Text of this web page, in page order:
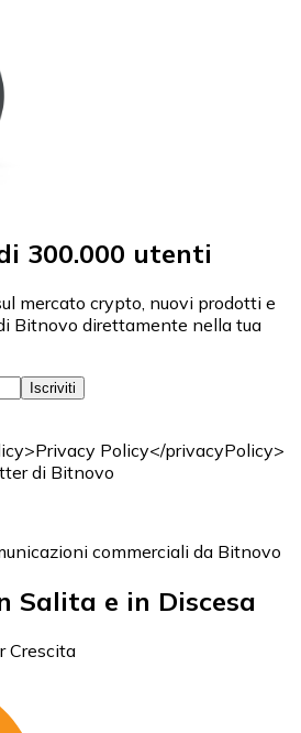
300.000 utenti
mercato crypto, nuovi prodotti e
Bitnovo direttamente nella tua
Iscriviti
Policy</privacyPolicy>
di Bitnovo
commerciali da Bitnovo
Salita e in Discesa
Crescita